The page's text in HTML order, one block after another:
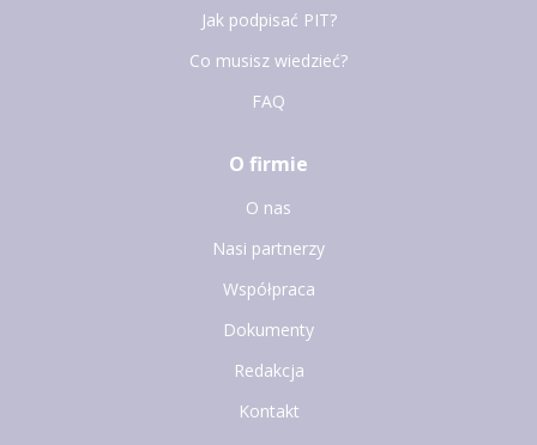
Jak podpisać PIT?
Co musisz wiedzieć?
FAQ
O firmie
O nas
Nasi partnerzy
Współpraca
Dokumenty
Redakcja
Kontakt